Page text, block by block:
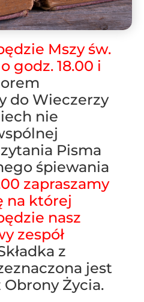
Mszy św.
godz. 18.00 i
do Wieczerzy
nie
Pisma
śpiewania
zapraszamy
na której
nasz
zespół
z
jest
Obrony Życia.